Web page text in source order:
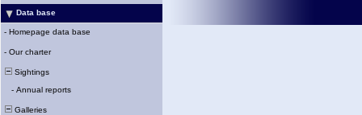
Data base
- Homepage data base
- Our charter
Sightings
- Annual reports
Galleries